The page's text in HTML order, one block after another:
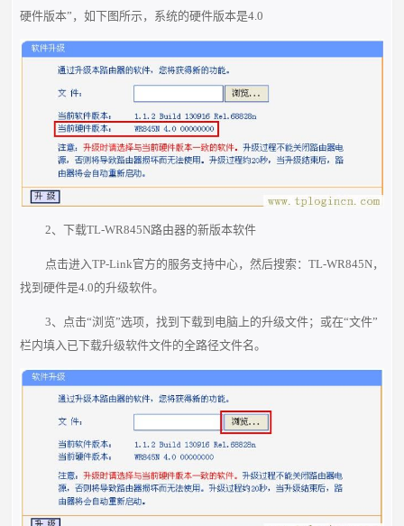
硬件版本”，如下图所示，系统的硬件版本是4.0
2、下载TL-WR845N路由器的新版本软件
点击进入TP-Link官方的服务支持中心，然后搜索：TL-WR845N，
找到硬件是4.0的升级软件。
3、点击“浏览”选项，找到下载到电脑上的升级文件；或在“文件”
栏内填入已下载升级软件文件的全路径文件名。